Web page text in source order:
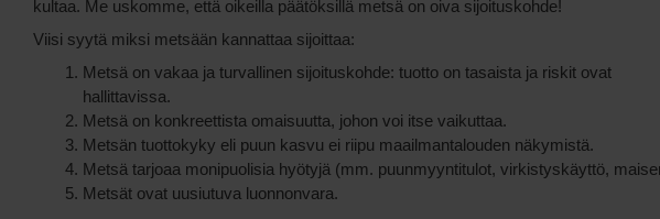
kultaa. Me uskomme, että oikeilla päätöksillä metsä on oiva sijoituskohde!
Viisi syytä miksi metsään kannattaa sijoittaa:
Metsä on vakaa ja turvallinen sijoituskohde: tuotto on tasaista ja riskit ovat
hallittavissa.
Metsä on konkreettista omaisuutta, johon voi itse vaikuttaa.
Metsän tuottokyky eli puun kasvu ei riipu maailmantalouden näkymistä.
Metsä tarjoaa monipuolisia hyötyjä (mm. puunmyyntitulot, virkistyskäyttö,
Metsät ovat uusiutuva luonnonvara.